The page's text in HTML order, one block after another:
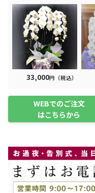
33,000円（税込）
WEBでのご注文
はこちらから